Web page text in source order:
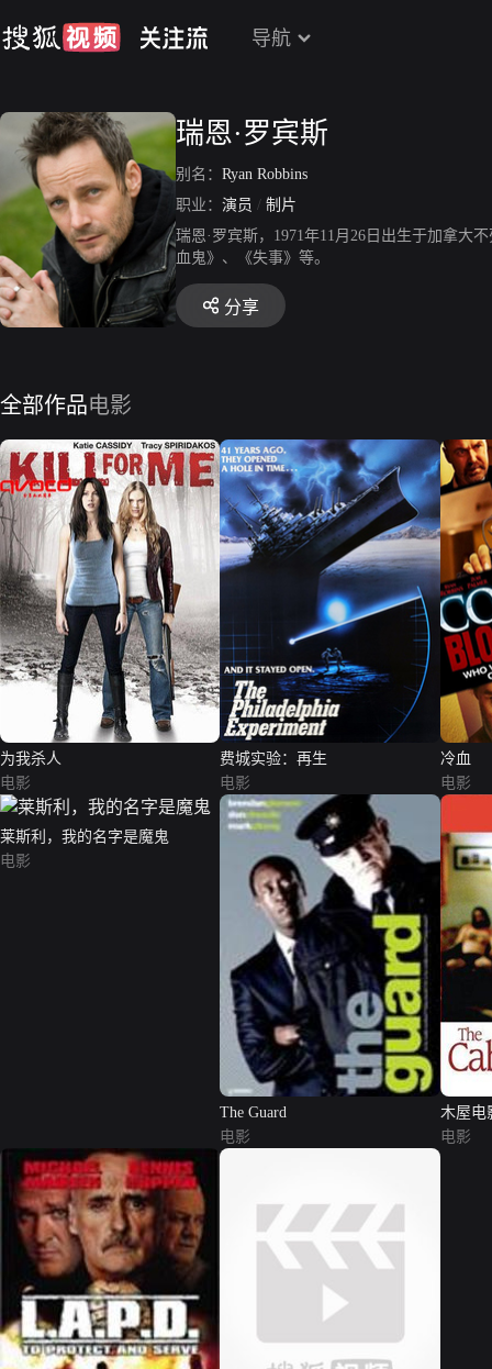
导航
瑞恩·罗宾斯
别名： Ryan Robbins
职业： 演员 / 制片
瑞恩·罗宾斯，1971年11月26日出生于加拿大
血鬼》、《失事》等。
分享
全部作品电影
为我杀人
电影
费城实验：再生
电影
冷血
电影
莱斯利，我的名字是魔鬼
电影
The Guard
电影
木屋电
电影